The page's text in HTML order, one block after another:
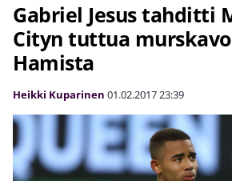
Gabriel Jesus tahditti
Cityn tuttua
Hamista
Heikki Kuparinen 01.02.201723:39